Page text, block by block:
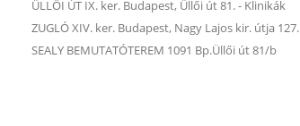
ÜLLŐI ÚT IX. ker. Budapest, Üllői út 81. - Klinikák
ZUGLÓ XIV. ker. Budapest, Nagy Lajos kir. útja 127.
SEALY BEMUTATÓTEREM 1091 Bp.Üllői út 81/b